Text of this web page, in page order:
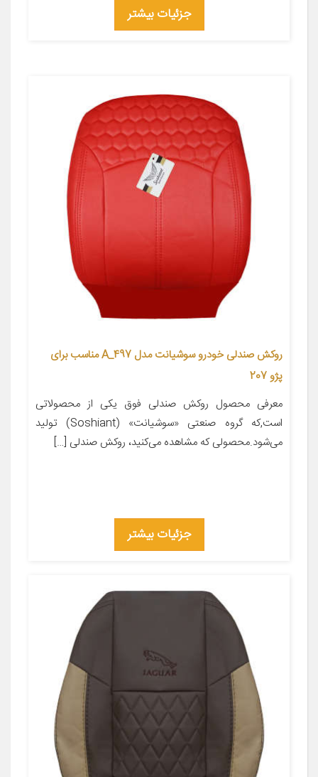
جزئیات بیشتر
روکش صندلی خودرو سوشیانت مدل A_497 مناسب برای
پژو 207
معرفی محصول روکش صندلی فوق یکی از محصولاتی
است,که گروه صنعتی «سوشیانت» (Soshiant) تولید
می‌شود.محصولی که مشاهده می‌کنید، روکش صندلی […]
جزئیات بیشتر